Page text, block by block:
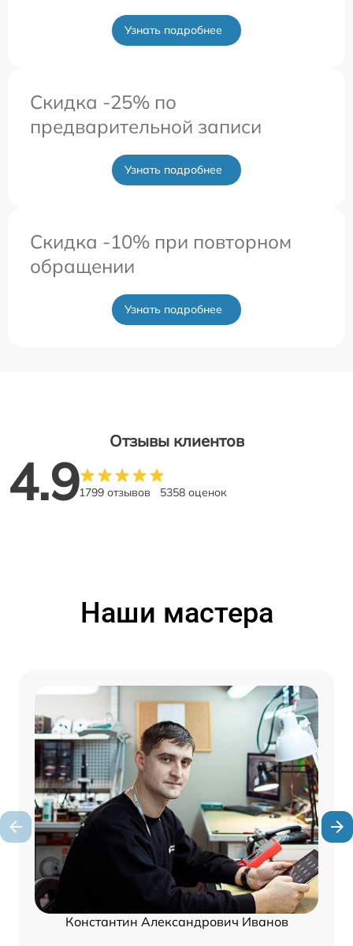
Узнать подробнее
Скидка -25% по
предварительной записи
Узнать подробнее
Скидка -10% при повторном
обращении
Узнать подробнее
Отзывы клиентов
4.91799 отзывов 5358 оценок
Наши мастера
Константин Александрович Иванов